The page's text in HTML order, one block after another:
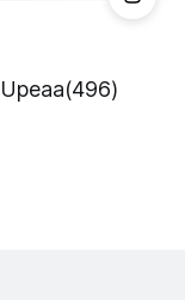
Upeaa(496)